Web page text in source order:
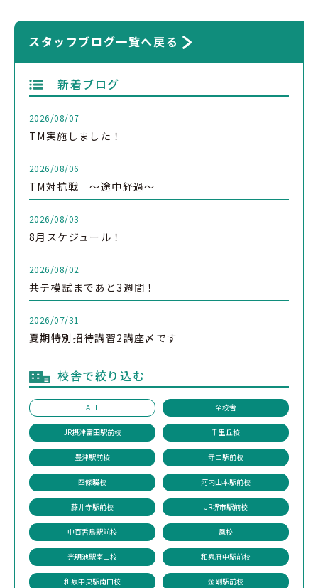
スタッフブログ一覧へ戻る
新着ブログ
2026/08/07
TM実施しました！
2026/08/06
TM対抗戦 ～途中経過～
2026/08/03
8月スケジュール！
2026/08/02
共テ模試まであと3週間！
2026/07/31
夏期特別招待講習2講座〆です
校舎で絞り込む
ALL 全校舎
JR摂津富田駅前校 千里丘校
豊津駅前校 守口駅前校
四條畷校 河内山本駅前校
藤井寺駅前校 JR堺市駅前校
中百舌鳥駅前校 鳳校
光明池駅南口校 和泉府中駅前校
和泉中央駅南口校 金剛駅前校